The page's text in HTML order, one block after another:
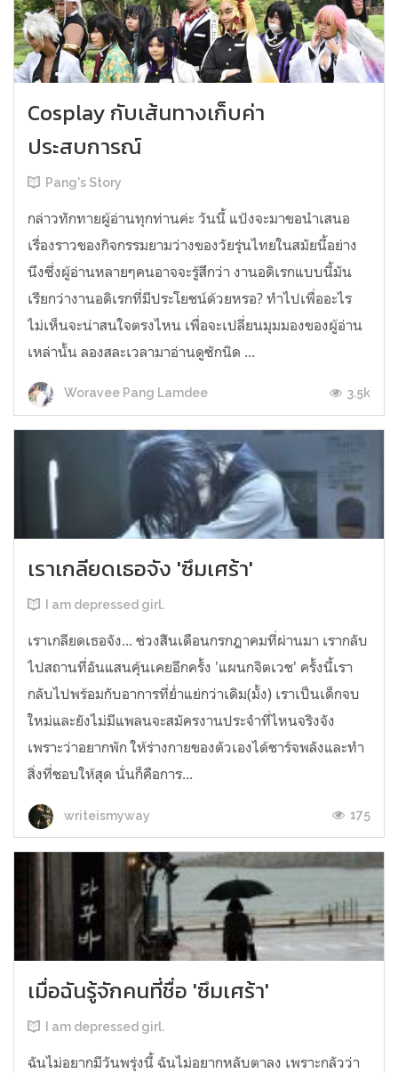
Cosplay กับเส้นทางเก็บค่า
ประสบการณ์
Pang's Story
กล่าวทักทายผู้อ่านทุกท่านค่ะ วันนี้ แป้งจะมาขอนำเสนอ
เรื่องราวของกิจกรรมยามว่างของวัยรุ่นไทยในสมัยนี้อย่าง
นึงซึ่งผู้อ่านหลายๆคนอาจจะรู้สึกว่า งานอดิเรกแบบนี้มัน
เรียกว่างานอดิเรกที่มีประโยชน์ด้วยหรอ? ทำไปเพื่ออะไร
ไม่เห็นจะน่าสนใจตรงไหน เพื่อจะเปลี่ยนมุมมองของผู้อ่าน
เหล่านั้น ลองสละเวลามาอ่านดูซักนิด ...
Woravee Pang Lamdee 3.5k
เราเกลียดเธอจัง 'ซึมเศร้า'
I am depressed girl.
เราเกลียดเธอจัง... ช่วงส้ินเดือนกรกฎาคมที่ผ่านมา เรากลับ
ไปสถานที่อันแสนคุ้นเคยอีกครั้ง 'แผนกจิตเวช' ครั้งนี้เรา
กลับไปพร้อมกับอาการที่ย่ำแย่กว่าเดิม(มั้ง) เราเป็นเด็กจบ
ใหม่และยังไม่มีแพลนจะสมัครงานประจำที่ไหนจริงจัง
เพราะว่าอยากพัก ให้ร่างกายของตัวเองได้ชาร์จพลังและทำ
สิ่งที่ชอบให้สุด นั่นก็คือการ...
writeismyway 175
เมื่อฉันรู้จักคนที่ชื่อ 'ซึมเศร้า'
I am depressed girl.
ฉันไม่อยากมีวันพรุ่งนี้ ฉันไม่อยากหลับตาลง เพราะกลัวว่า